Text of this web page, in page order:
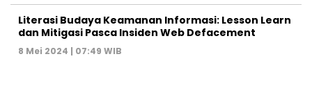
Literasi Budaya Keamanan Informasi: Lesson Learn
dan Mitigasi Pasca Insiden Web Defacement
8 Mei 2024 | 07:49 WIB